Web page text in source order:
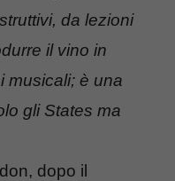
da lezioni
il vino in
musicali; è una
gli States ma
dopo il